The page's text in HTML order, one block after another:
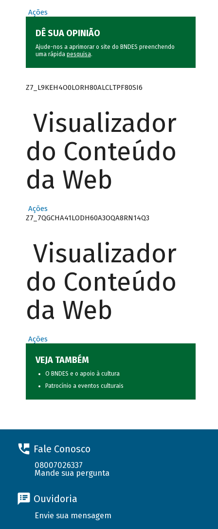
Ações
DÊ SUA OPINIÃO
Ajude-nos a aprimorar o site do BNDES preenchendo
uma rápida pesquisa.
Z7_L9KEH4O0LORH80ALCLTPF80SI6
Visualizador
do Conteúdo
da Web
Ações
Z7_7QGCHA41LODH60A3OQA8RN14Q3
Visualizador
do Conteúdo
da Web
Ações
VEJA TAMBÉM
O BNDES e o apoio à cultura
Patrocínio a eventos culturais
Fale Conosco
08007026337
Mande sua pergunta
Ouvidoria
Envie sua mensagem